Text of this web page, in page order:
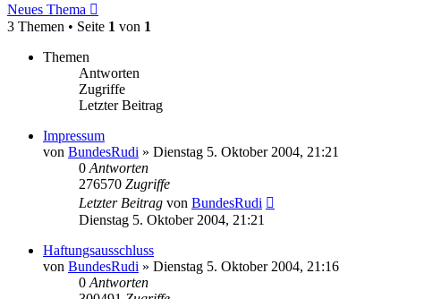
Neues Thema
3 Themen • Seite 1 von 1
Themen
Antworten
Zugriffe
Letzter Beitrag
Impressum
von BundesRudi » Dienstag 5. Oktober 2004, 21:21
0 Antworten
276570 Zugriffe
Letzter Beitrag von BundesRudi
Dienstag 5. Oktober 2004, 21:21
Haftungsausschluss
von BundesRudi » Dienstag 5. Oktober 2004, 21:16
0 Antworten